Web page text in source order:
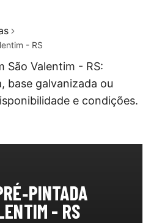
- RS
São Valentim - RS:
base galvanizada ou
e condições.
- RS